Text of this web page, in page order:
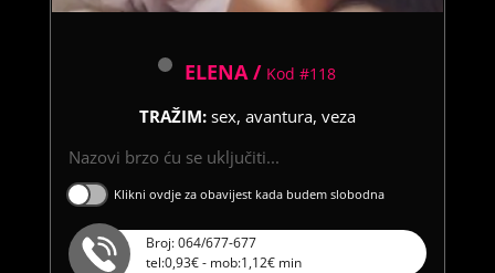
ELENA / Kod #118
TRAŽIM: sex, avantura, veza
Nazovi brzo ću se uključiti...
Klikni ovdje za obavijest kada budem slobodna
Broj: 064/677-677
tel:0,93€ - mob:1,12€ min